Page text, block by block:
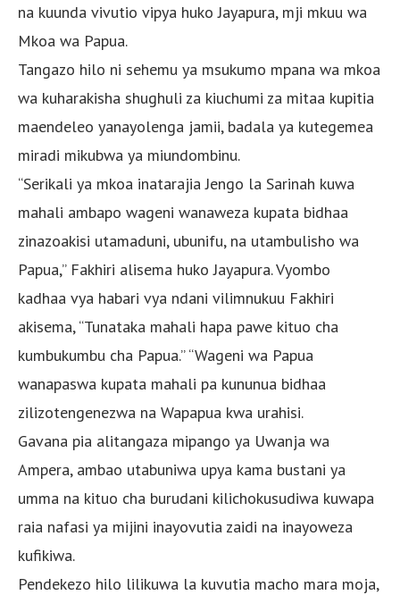
na kuunda vivutio vipya huko Jayapura, mji mkuu wa
Mkoa wa Papua.
Tangazo hilo ni sehemu ya msukumo mpana wa mkoa
wa kuharakisha shughuli za kiuchumi za mitaa kupitia
maendeleo yanayolenga jamii, badala ya kutegemea
miradi mikubwa ya miundombinu.
“Serikali ya mkoa inatarajia Jengo la Sarinah kuwa
mahali ambapo wageni wanaweza kupata bidhaa
zinazoakisi utamaduni, ubunifu, na utambulisho wa
Papua,” Fakhiri alisema huko Jayapura. Vyombo
kadhaa vya habari vya ndani vilimnukuu Fakhiri
akisema, “Tunataka mahali hapa pawe kituo cha
kumbukumbu cha Papua.” “Wageni wa Papua
wanapaswa kupata mahali pa kununua bidhaa
zilizotengenezwa na Wapapua kwa urahisi.
Gavana pia alitangaza mipango ya Uwanja wa
Ampera, ambao utabuniwa upya kama bustani ya
umma na kituo cha burudani kilichokusudiwa kuwapa
raia nafasi ya mijini inayovutia zaidi na inayoweza
kufikiwa.
Pendekezo hilo lilikuwa la kuvutia macho mara moja,